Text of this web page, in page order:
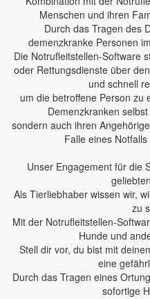
Menschen und ihren
Durch das Tragen des
demenzkranke Personen
Die Notrufleitstellen-Software
oder Rettungsdienste über
und schnell
um die betroffene Person zu
Demenzkranken
sondern auch ihren
Falle eines
Unser Engagement für die
Als Tierliebhaber wissen wir,
zu
Mit der Notrufleitstellen-
Hunde und
Stell dir vor, du bist mit
eine
Durch das Tragen eines
sofortige